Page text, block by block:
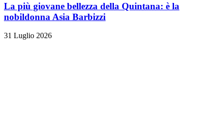
La più giovane bellezza della Quintana: è la
nobildonna Asia Barbizzi
31 Luglio 2026